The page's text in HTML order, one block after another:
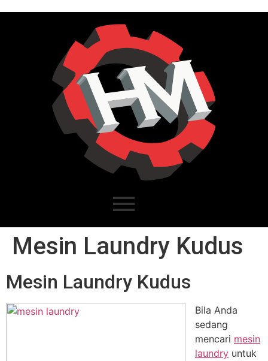
Mesin Laundry Kudus
Mesin Laundry Kudus
Bila Anda
sedang
mencari mesin
laundry untuk